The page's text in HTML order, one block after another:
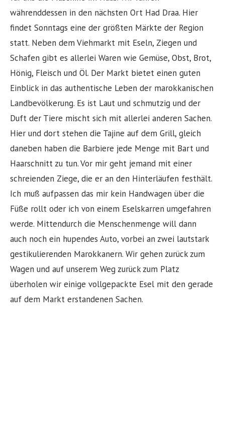
währenddessen in den nächsten Ort Had Draa. Hier
findet Sonntags eine der größten Märkte der Region
statt. Neben dem Viehmarkt mit Eseln, Ziegen und
Schafen gibt es allerlei Waren wie Gemüse, Obst, Brot,
Hönig, Fleisch und Öl. Der Markt bietet einen guten
Einblick in das authentische Leben der marokkanischen
Landbevölkerung. Es ist Laut und schmutzig und der
Duft der Tiere mischt sich mit allerlei anderen Sachen.
Hier und dort stehen die Tajine auf dem Grill, gleich
daneben haben die Barbiere jede Menge mit Bart und
Haarschnitt zu tun. Vor mir geht jemand mit einer
schreienden Ziege, die er an den Hinterläufen festhält.
Ich muß aufpassen das mir kein Handwagen über die
Füße rollt oder ich von einem Eselskarren umgefahren
werde. Mittendurch die Menschenmenge will dann
auch noch ein hupendes Auto, vorbei an zwei lautstark
gestikulierenden Marokkanern. Wir gehen zurück zum
Wagen und auf unserem Weg zurück zum Platz
überholen wir einige vollgepackte Esel mit den gerade
auf dem Markt erstandenen Sachen.